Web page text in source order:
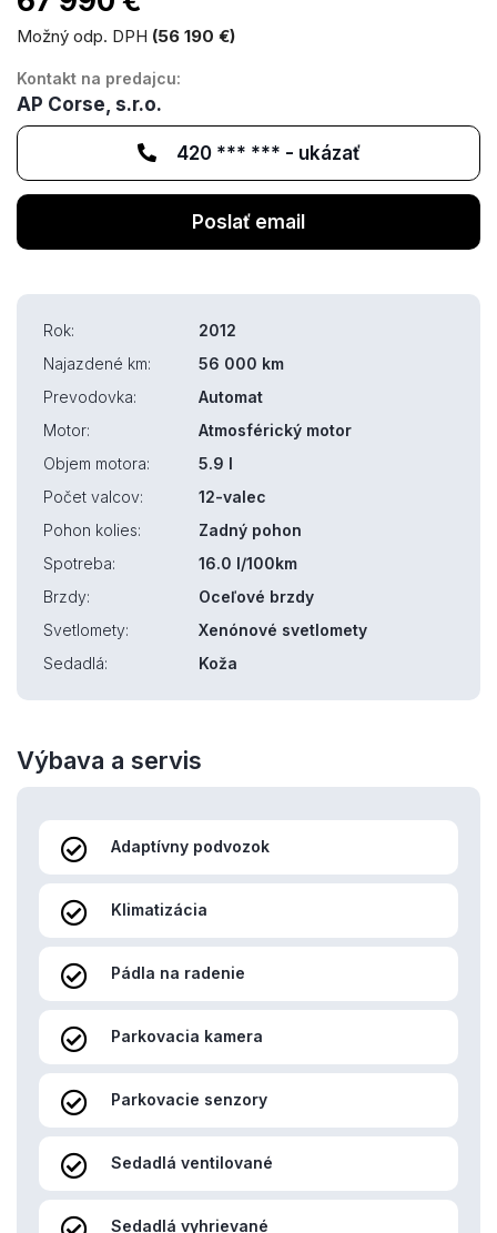
Možný odp. DPH (56 190 €)
Kontakt na predajcu:
AP Corse, s.r.o.
420 *** *** - ukázať
Poslať email
Rok:
2012
Najazdené km:
56 000 km
Prevodovka:
Automat
Motor:
Atmosférický motor
Objem motora:
5.9 l
Počet valcov:
12-valec
Pohon kolies:
Zadný pohon
Spotreba:
16.0 l/100km
Brzdy:
Oceľové brzdy
Svetlomety:
Xenónové svetlomety
Sedadlá:
Koža
Výbava a servis
Adaptívny podvozok
Klimatizácia
Pádla na radenie
Parkovacia kamera
Parkovacie senzory
Sedadlá ventilované
Sedadlá vyhrievané